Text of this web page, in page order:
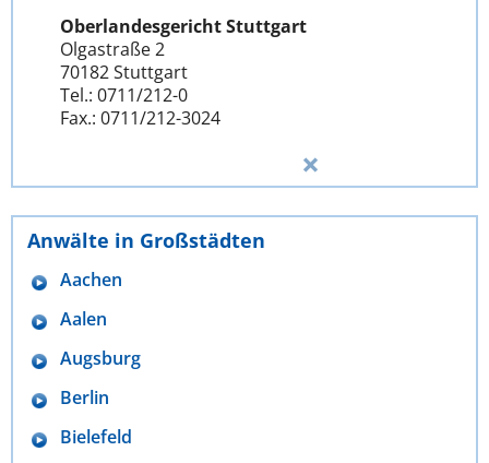
Oberlandesgericht Stuttgart
Olgastraße 2
70182 Stuttgart
Tel.: 0711/212-0
Fax.: 0711/212-3024
Anwälte in Großstädten
Aachen
Aalen
Augsburg
Berlin
Bielefeld